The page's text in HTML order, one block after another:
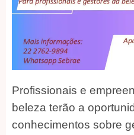
Profissionais e
beleza terão a
conhecimentos sobre